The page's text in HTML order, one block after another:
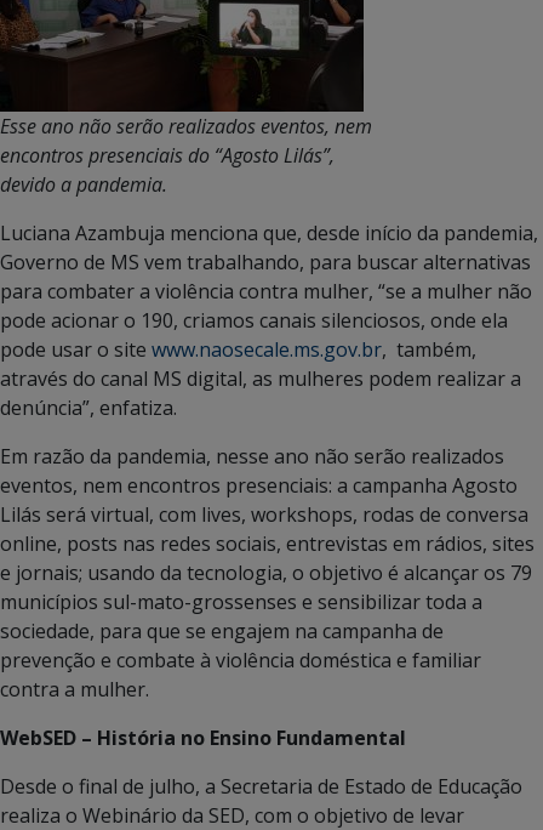
Esse ano não serão realizados eventos, nem
encontros presenciais do “Agosto Lilás”,
devido a pandemia.
Luciana Azambuja menciona que, desde início da pandemia,
Governo de MS vem trabalhando, para buscar alternativas
para combater a violência contra mulher, “se a mulher não
pode acionar o 190, criamos canais silenciosos, onde ela
pode usar o site www.naosecale.ms.gov.br, também,
através do canal MS digital, as mulheres podem realizar a
denúncia”, enfatiza.
Em razão da pandemia, nesse ano não serão realizados
eventos, nem encontros presenciais: a campanha Agosto
Lilás será virtual, com lives, workshops, rodas de conversa
online, posts nas redes sociais, entrevistas em rádios, sites
e jornais; usando da tecnologia, o objetivo é alcançar os 79
municípios sul-mato-grossenses e sensibilizar toda a
sociedade, para que se engajem na campanha de
prevenção e combate à violência doméstica e familiar
contra a mulher.
WebSED – História no Ensino Fundamental
Desde o final de julho, a Secretaria de Estado de Educação
realiza o Webinário da SED, com o objetivo de levar